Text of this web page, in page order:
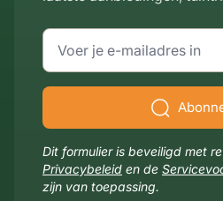
E-mailadres
Dit formulier is beveiligd met
Privacybeleid en de
zijn van toepassing.